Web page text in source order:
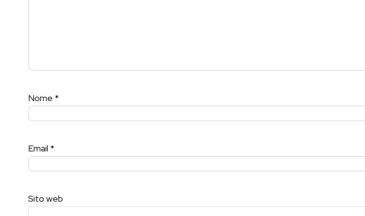
Nome *
Email *
Sito web